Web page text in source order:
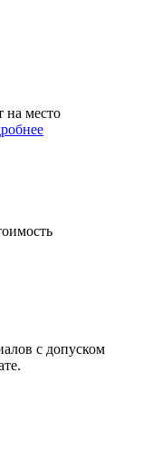
на место
с допуском